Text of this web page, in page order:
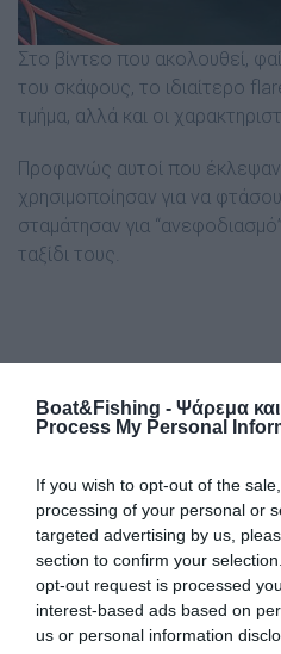
Boat&Fishing - Ψάρεμα
Process My Personal
If you wish to opt-out of the
processing of your personal or
targeted advertising by us,
section to confirm your
opt-out request is processed
interest-based ads based on
us or personal information
Στο βίντεο που ακολουθεί,
του σκάφους, το ιδιαίτερο
τμήμα, αλλά και οι
Προφανώς αυτοί που
χρησιμοποίησαν για να
σταμάτησαν για
ταξίδι τους.